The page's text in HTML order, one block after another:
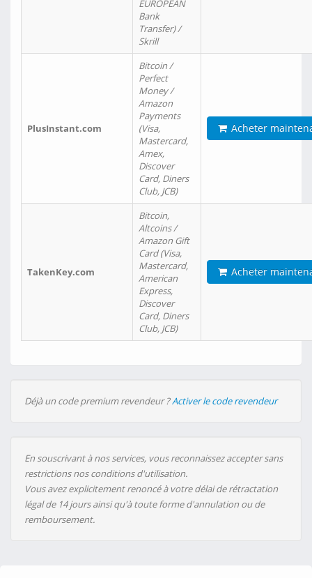
EUROPEAN
Bank
Transfer) /
Skrill
PlusInstant.com
Bitcoin /
Perfect
Money /
Amazon
Payments
(Visa,
Mastercard,
Amex,
Discover
Card, Diners
Club, JCB)
Acheter
TakenKey.com
Bitcoin,
Altcoins /
Amazon Gift
Card (Visa,
Mastercard,
American
Express,
Discover
Card, Diners
Club, JCB)
Acheter
Déjà un code premium revendeur ?Activer le code revendeur
En souscrivant à nos services, vous reconnaissez accepter sans
restrictions nos conditions d'utilisation.
Vous avez explicitement renoncé à votre délai de rétractation
légal de 14 jours ainsi qu'à toute forme d'annulation ou de
remboursement.